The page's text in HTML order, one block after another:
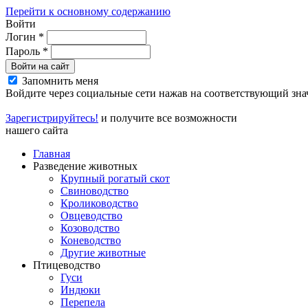
Перейти к основному содержанию
Войти
Логин *
Пароль *
Войти на сайт
Запомнить меня
Войдите через социальные сети нажав на соответствующий
Зарегистрируйтесь! и получите все возможности
нашего сайта
Главная
Разведение животных
Крупный рогатый скот
Свиноводство
Кролиководство
Овцеводство
Козоводство
Коневодство
Другие животные
Птицеводство
Гуси
Индюки
Перепела